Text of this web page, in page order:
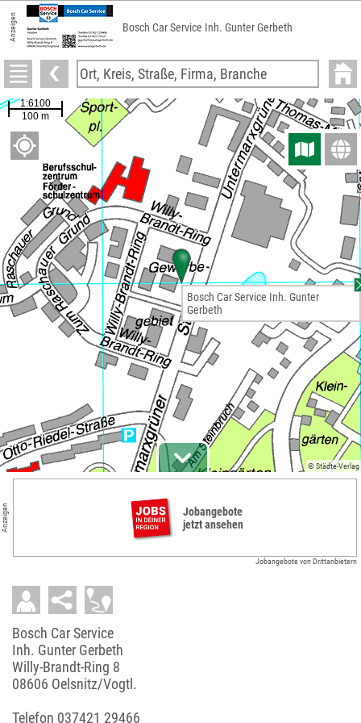
Anzeigen Bosch Car Service Inh. Gunter Gerbeth
© Städte-Verlag
Bosch Car Service Inh. Gunter
Gerbeth
Anzeigen
Jobangebote
jetzt ansehen
Jobangebote von Drittanbietern
Bosch Car Service
Inh. Gunter Gerbeth
Willy-Brandt-Ring 8
08606 Oelsnitz/Vogtl.
Telefon 037421 29466